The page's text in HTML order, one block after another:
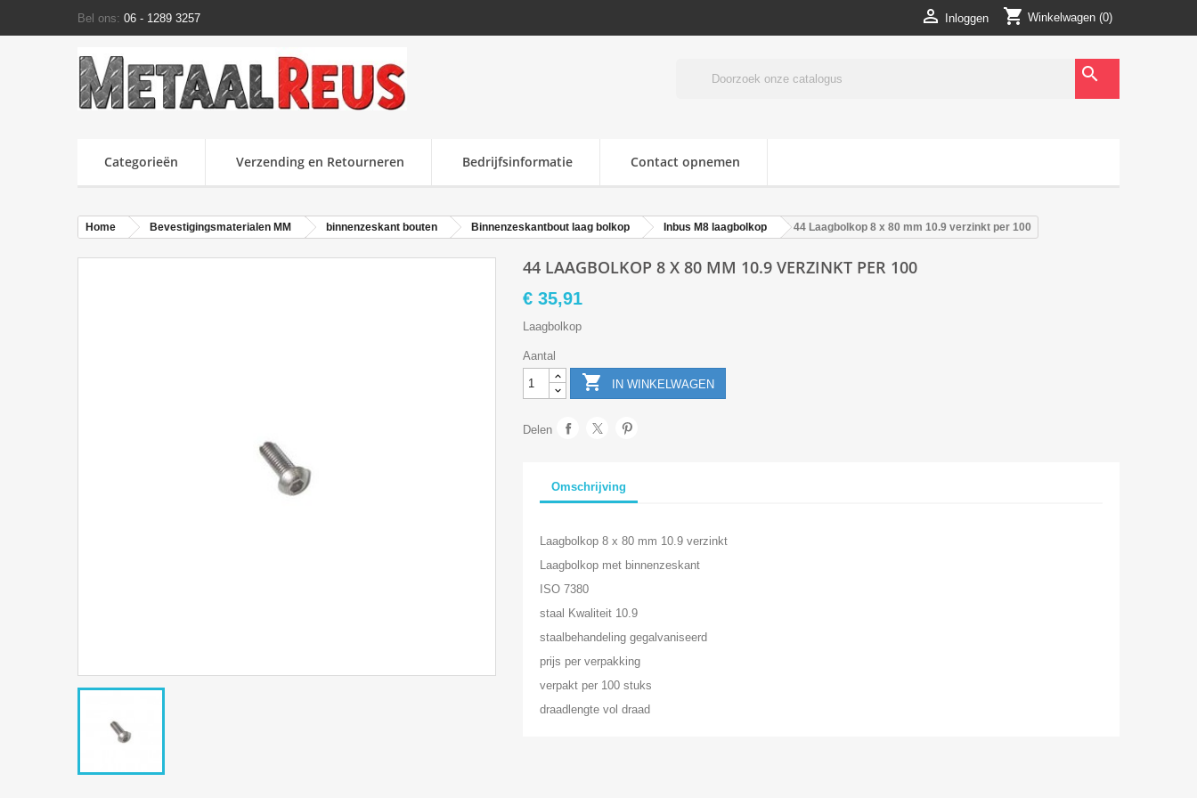
Bel ons: 06 - 1289 3257  Inloggen shopping_cart Winkelwagen (0)
search
Categorieën Verzending en Retourneren Bedrijfsinformatie Contact opnemen
Home Bevestigingsmaterialen MM binnenzeskant bouten Binnenzeskantbout laag bolkop Inbus M8 laagbolkop 44 Laagbolkop 8 x 80 mm 10.9 verzinkt per 100
44 LAAGBOLKOP 8 X 80 MM 10.9 VERZINKT PER 100
€ 35,91
Laagbolkop
Aantal
 IN WINKELWAGEN
Delen
Omschrijving
Laagbolkop 8 x 80 mm 10.9 verzinkt
Laagbolkop met binnenzeskant
ISO 7380
staal Kwaliteit 10.9
staalbehandeling gegalvaniseerd
prijs per verpakking
verpakt per 100 stuks
draadlengte vol draad